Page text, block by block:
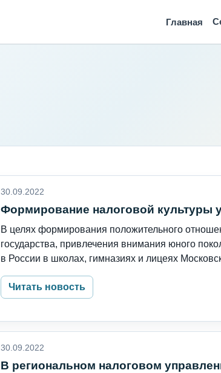
Главная
30.09.2022
Формирование налоговой культуры
В целях формирования положительного
государства, привлечения внимания юного
в России в школах, гимназиях и лицеях
Читать новость
30.09.2022
В региональном налоговом